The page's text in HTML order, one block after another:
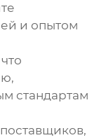
и опытом
стандартам